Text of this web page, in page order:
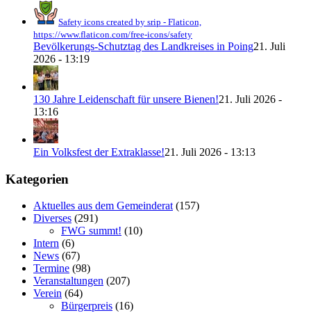
Safety icons created by srip - Flaticon,
https://www.flaticon.com/free-icons/safety
Bevölkerungs-Schutztag des Landkreises in Poing21. Juli
2026 - 13:19
130 Jahre Leidenschaft für unsere Bienen!21. Juli 2026 -
13:16
Ein Volksfest der Extraklasse!21. Juli 2026 - 13:13
Kategorien
Aktuelles aus dem Gemeinderat(157)
Diverses (291)
FWG summt! (10)
Intern (6)
News (67)
Termine (98)
Veranstaltungen (207)
Verein (64)
Bürgerpreis (16)